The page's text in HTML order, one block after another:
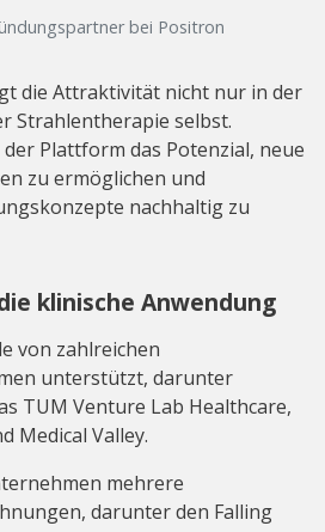
bei Positron
die Attraktivität nicht nur in der
Strahlentherapie selbst.
Plattform das Potenzial, neue
zu ermöglichen und
nachhaltig zu
klinische Anwendung
von zahlreichen
unterstützt, darunter
TUM Venture Lab Healthcare,
Medical Valley.
mehrere
darunter den Falling